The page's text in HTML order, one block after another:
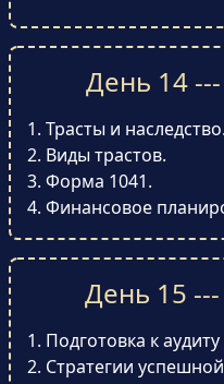
День 14
Трасты и наследство.
Виды трастов.
Форма 1041.
Финансовое
День 15
Подготовка к
Стратегии